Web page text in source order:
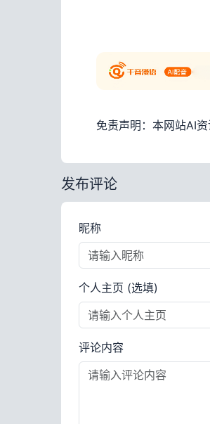
免责声明：本网站AI
发布评论
昵称
个人主页 (选填)
评论内容